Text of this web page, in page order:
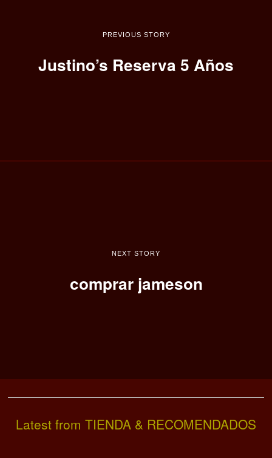
PREVIOUS STORY
Justino’s Reserva 5 Años
NEXT STORY
comprar jameson
Latest from TIENDA & RECOMENDADOS